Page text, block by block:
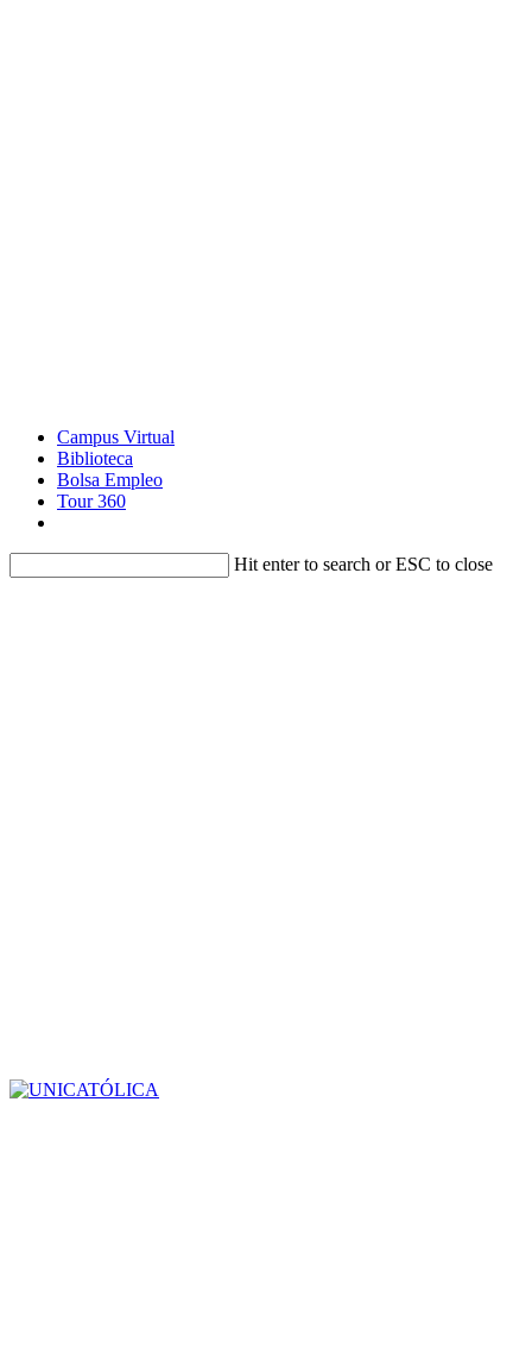
Campus Virtual
Biblioteca
Bolsa Empleo
Tour 360
Hit enter to search or ESC to close